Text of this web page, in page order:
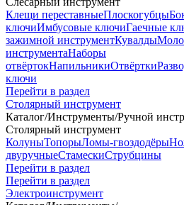
Клещи переставныеПлоскогубцы
ключиИмбусовые ключиГаечные
зажимной инструментКувалды
инструментаНаборы
отвёртокНапильникиОтвёртки
ключи
Перейти в раздел
Столярный инструмент
Каталог/Инструменты/Ручной
Столярный инструмент
КолуныТопорыЛомы-гвоздодёры
двуручныеСтамескиСтрубцины
Перейти в раздел
Перейти в раздел
Электроинструмент